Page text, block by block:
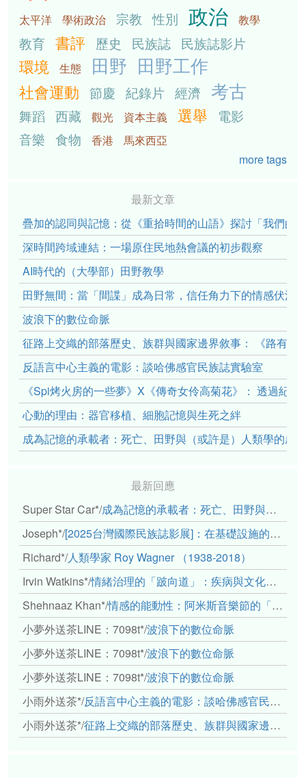
太平洋 學術政治 宗教 性別 政治 教學
教育 書評 歷史 民族誌 民族誌影片
環境 生態 田野 田野工作
社會運動 節慶 紀錄片 經濟 考古
舞蹈 西藏 觀光 資本主義 選舉
電影
音樂 食物 香港
馬來西亞
more tags
最新文章
疊加的認同與記憶：從《重拾時間的山語》探討「我們的
深時間跨域連結：一場原住民地熱會議的初步觀察
AI時代的（大學部）田野教學
田野無間：當「間諜」成為日常，信任角力下的情感伏流
波浪下的數位命脈
征路上交織的部落歷史、族群與國家邊界敘事： 《路有
反語言中心主義的電影：談哈佛感官民族誌實驗室
《Spi烤火房的一些夢》X《傳奇女伶高菊花》： 透過紀
心動的理由：器官移植、細胞記憶與生死之絆
成為記憶的承載者：死亡、田野與（或許是）人類學的成
最新回應
Super Star Car*/成為記憶的承載者：死亡、田野與（或許是）人類學的成年禮
Joseph*/[2025台灣國際民族誌影展]：在基礎設施的邊緣，聆聽人的呼吸
Richard*/人類學家 Roy Wagner （1938-2018）
Irvin Watkins*/情緒治理的「跛向道」：疾病與文化象徵的轉變舉例
Shehnaaz Khan*/情感的能動性：阿米斯音樂節的「對話觀察」
小夢外送茶LINE：7098t*/波浪下的數位命脈
小夢外送茶LINE：7098t*/波浪下的數位命脈
小夢外送茶LINE：7098t*/波浪下的數位命脈
小雨外送茶*/反語言中心主義的電影：談哈佛感官民族誌實驗室
小雨外送茶*/征路上交織的部落歷史、族群與國家邊界敘事： 《路有多長》、《高砂的翅膀》、《檔案／李光輝》